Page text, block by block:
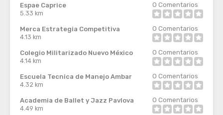
Espae Caprice
5.33 km
0 Comentarios
Merca Estrategia Competitiva
4.13 km
0 Comentarios
Colegio Militarizado Nuevo México
4.14 km
0 Comentarios
Escuela Tecnica de Manejo Ambar
4.32 km
0 Comentarios
Academia de Ballet y Jazz Pavlova
4.49 km
0 Comentarios